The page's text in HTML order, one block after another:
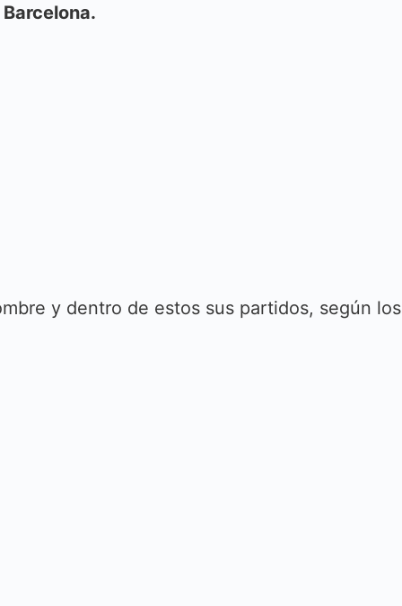
Barcelona.
y dentro de estos sus partidos, según los